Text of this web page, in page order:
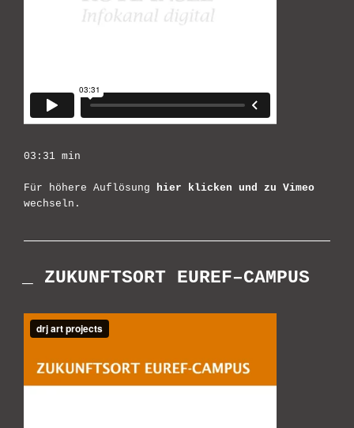
03:31 min
Für höhere Auflösung hier klicken und zu Vimeo
wechseln.
_ ZUKUNFTSORT EUREF–CAMPUS